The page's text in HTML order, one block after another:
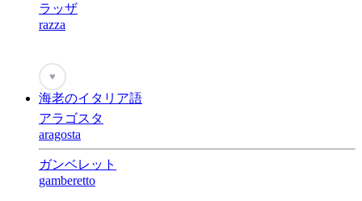
ラッザ
razza
♥
海老のイタリア語
アラゴスタ
aragosta
ガンベレット
gamberetto